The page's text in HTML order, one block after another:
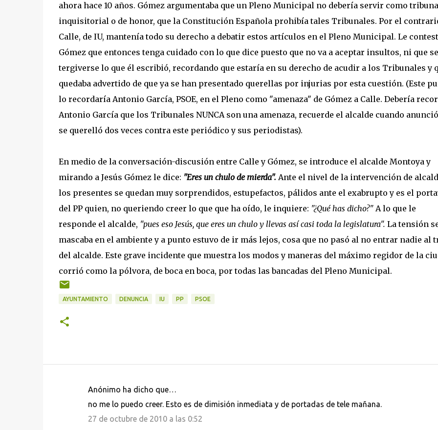
ahora hace 10 años. Gómez argumentaba que un Pleno Municipal no debería servir como
inquisitorial o de honor, que la Constitución Española prohibía tales Tribunales. Por el
Calle, de IU, mantenía todo su derecho a debatir estos artículos en el Pleno Municipal. Le
Gómez que entonces tenga cuidado con lo que dice puesto que no va a aceptar insultos, ni que se
tergiverse lo que él escribió, recordando que estaría en su derecho de acudir a los Tribunales y
quedaba advertido de que ya se han presentado querellas por injurias por esta cuestión. (Este
lo recordaría Antonio García, PSOE, en el Pleno como "amenaza" de Gómez a Calle. Debería
Antonio García que los Tribunales NUNCA son una amenaza, recuerde el alcalde cuando
se querelló dos veces contra este periódico y sus periodistas).
En medio de la conversación-discusión entre Calle y Gómez, se introduce el alcalde Montoya y
mirando a Jesús Gómez le dice: "Eres un chulo de mierda". Ante el nivel de la intervención de
los presentes se quedan muy sorprendidos, estupefactos, pálidos ante el exabrupto y es el
del PP quien, no queriendo creer lo que que ha oído, le inquiere: "¿Qué has dicho?"A lo que le
responde el alcalde, "pues eso Jesús, que eres un chulo y llevas así casi toda la legislatura". La tensión
mascaba en el ambiente y a punto estuvo de ir más lejos, cosa que no pasó al no entrar nadie al
del alcalde. Este grave incidente que muestra los modos y maneras del máximo regidor de la
corrió como la pólvora, de boca en boca, por todas las bancadas del Pleno Municipal.
AYUNTAMIENTO DENUNCIA IU PP PSOE
Anónimo ha dicho que…
no me lo puedo creer. Esto es de dimisión inmediata y de portadas de tele mañana.
27 de octubre de 2010 a las 0:52